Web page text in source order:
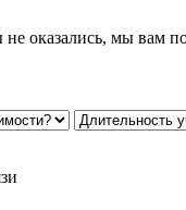
оказались, мы вам